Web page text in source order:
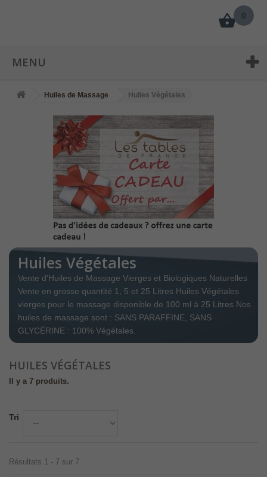
MENU
0
Huiles de Massage Huiles Végétales
Huiles Végétales
Vente d'Huiles de Massage Vierges et Biologiques Naturelles
Vente en grosse quantité 1, 5 et 25 Litres Huiles Végétales
vierges pour le massage disponible de 100 ml à 25 Litres Nos
huiles de massage sont : SANS PARAFFINE, SANS
GLYCÉRINE : 100% Végétales.
HUILES VÉGÉTALES
Il y a 7 produits.
Tri
Résultats 1 - 7 sur 7.